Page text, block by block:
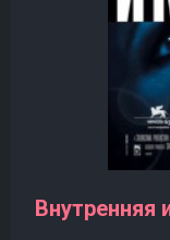
Внутренняя